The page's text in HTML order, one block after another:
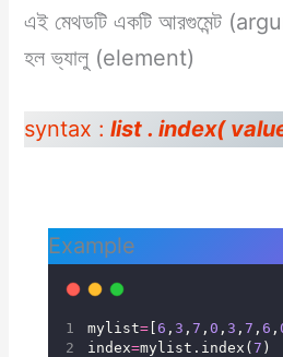
এই মেথডটি একটি আরগুমেন্ট
হল ভ্যালু (element)
syntax : list . index(
Example
mylist=[6 , 3 , 7 , 0 , 3 , 7 , 6 ,
index=mylist.index(7 )